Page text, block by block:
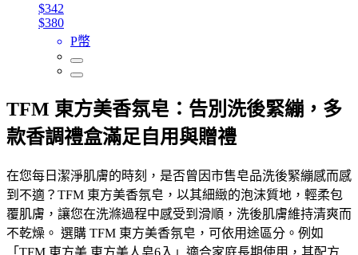
$342
$380
P幣
TFM 東方美香氛皂：告別洗後緊繃，多
款香調禮盒滿足自用與贈禮
在您每日潔淨肌膚的時刻，是否曾因市售皂品洗後緊繃感而感
到不適？TFM 東方美香氛皂，以其細緻的泡沫質地，輕柔包
覆肌膚，讓您在洗滌過程中感受到滑順，洗後肌膚維持清爽而
不乾燥。 選購 TFM 東方美香氛皂，可依用途區分。例如